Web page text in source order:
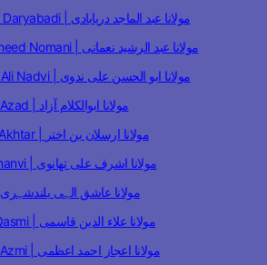
Maulana Abdul Majid Daryabadi | مولانا عبد الماجد دریابادی
Maulana Abd Ur Rasheed Nomani | مولانا عبد الرشید نعمانی
Maulana Abul Hasan Ali Nadvi | مولانا ابو الحسن علی ندوی
Maulana Abul Kalam Azad | مولانا ابوالکلام آزاد
Maulana Arsalan Bin Akhtar | مولانا ارسلان بن اختر
Maulana Ashraf Ali Thanvi | مولانا اشرف علی تھانوی
Maulana Ashiq Ilahi | مولانا عاشق الہی بلندشہری
Maulana Ala ud Din Qasmi | مولانا علاء الدین قاسمی
Maulana Ijaz Ahmad Azmi | مولانا اعجاز احمد اعظمی